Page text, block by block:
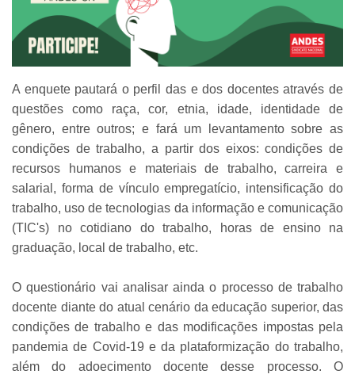
A enquete pautará o perfil das e dos docentes através de
questões como raça, cor, etnia, idade, identidade de
gênero, entre outros; e fará um levantamento sobre as
condições de trabalho, a partir dos eixos: condições de
recursos humanos e materiais de trabalho, carreira e
salarial, forma de vínculo empregatício, intensificação do
trabalho, uso de tecnologias da informação e comunicação
(TIC's) no cotidiano do trabalho, horas de ensino na
graduação, local de trabalho, etc.
O questionário vai analisar ainda o processo de trabalho
docente diante do atual cenário da educação superior, das
condições de trabalho e das modificações impostas pela
pandemia de Covid-19 e da plataformização do trabalho,
além do adoecimento docente desse processo. O